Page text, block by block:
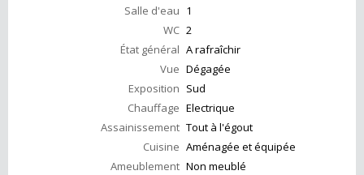
Salle d'eau 1
WC 2
État général A rafraîchir
Vue Dégagée
Exposition Sud
Chauffage Electrique
Assainissement Tout à l'égout
Cuisine Aménagée et équipée
Ameublement Non meublé